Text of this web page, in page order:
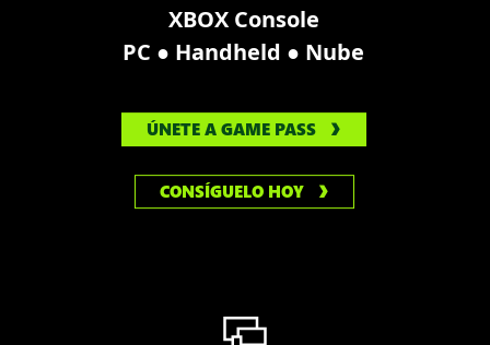
XBOX Console
PC ● Handheld ● Nube
ÚNETE A GAME PASS
CONSÍGUELO HOY